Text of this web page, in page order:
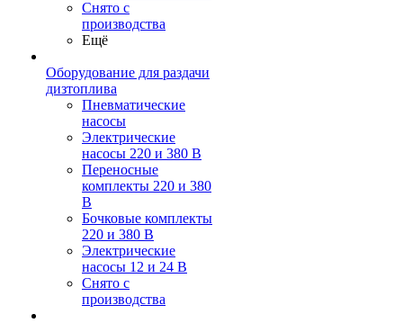
Снято с
производства
Ещё
Оборудование для раздачи
дизтоплива
Пневматические
насосы
Электрические
насосы 220 и 380 В
Переносные
комплекты 220 и 380
В
Бочковые комплекты
220 и 380 В
Электрические
насосы 12 и 24 В
Снято с
производства